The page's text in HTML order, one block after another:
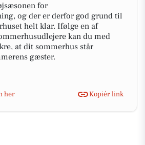
for
og der er derfor god grund til
helt klar. Ifølge en af
kan du med
at dit sommerhus står
gæster.
her
Kopiér link